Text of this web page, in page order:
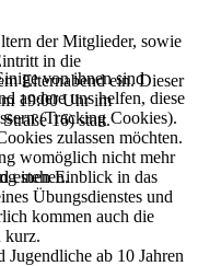
der Mitglieder, sowie
in die
Elternabend ein. Dieser
19:00 Uhr im
16) statt.
einen Einblick in das
Übungsdienstes und
kommen auch die
kurz.
ab 10 Jahren
von ihnen sind
andere uns helfen, diese
(Tracking Cookies).
zulassen möchten.
womöglich nicht mehr
stehen.